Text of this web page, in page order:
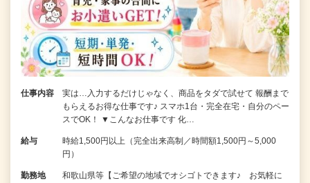
仕事内容
実は…入力するだけじゃなく、商品をタダで試せて 報酬まで
もらえるお得な仕事です♪ スマホ1台・完全在宅・自分のペー
スでOK！ ▼こんなお仕事です 化…
給与
時給1,500円以上（完全出来高制／時間額1,500円～5,000
円）
勤務地
和歌山県等【ご希望の地域でオシゴトできます♪ お気軽に